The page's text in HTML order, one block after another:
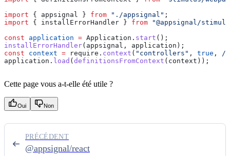
import { appsignal } from "./appsignal" ;
import { installErrorHandler } from "@appsignal/
const application = Application . start ();
installErrorHandler( appsignal , application );
const context = require . context ( "controllers" , true ,
/
application . load (definitionsFromContext ( context ));
Cette page vous a-t-elle été utile ?
Oui Non
@appsignal/react
PRÉCÉDENT